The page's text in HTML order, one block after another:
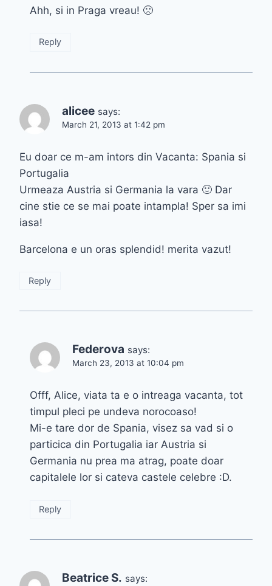
Ahh, si in Praga vreau! 🙁
Reply
alicee says:
March 21, 2013 at 1:42 pm
Eu doar ce m-am intors din Vacanta: Spania si
Portugalia
Urmeaza Austria si Germania la vara 🙂 Dar
cine stie ce se mai poate intampla! Sper sa imi
iasa!
Barcelona e un oras splendid! merita vazut!
Reply
Federova says:
March 23, 2013 at 10:04 pm
Offf, Alice, viata ta e o intreaga vacanta, tot
timpul pleci pe undeva norocoaso!
Mi-e tare dor de Spania, visez sa vad si o
particica din Portugalia iar Austria si
Germania nu prea ma atrag, poate doar
capitalele lor si cateva castele celebre :D.
Reply
Beatrice S. says: